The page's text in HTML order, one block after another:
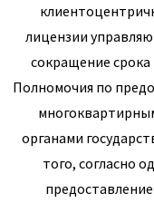
лицензии
сокращение срока
Полномочия по
органами
того, согласно